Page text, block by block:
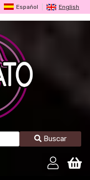
Español English
Buscar